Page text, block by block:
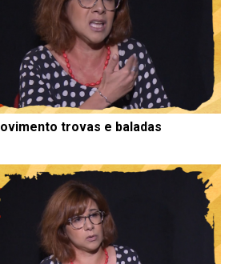
trovas e baladas